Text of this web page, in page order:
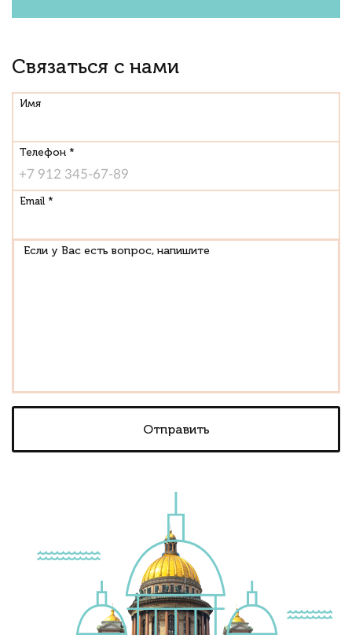
Связаться с нами
Имя
Телефон *
Email *
Если у Вас есть вопрос, напишите
Отправить